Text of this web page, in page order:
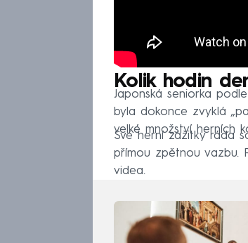
Kolik hodin
Japonská seniorka
byla dokonce zvyklá
velké množství herních
Své herní zážitky ráda
přímou zpětnou vazbu.
videa.